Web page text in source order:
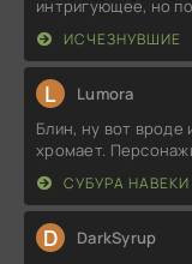
интригующее, но
ИСЧЕЗНУВШИЕ
L Lumora
Блин, ну вот вроде
хромает.
СУБУРА НАВЕКИ
D DarkSyrup